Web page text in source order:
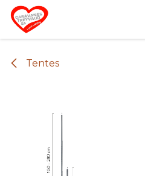
Se rendre au contenu
Tentes